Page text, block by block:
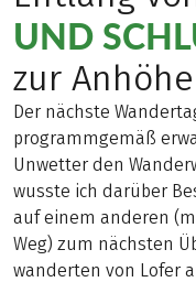
UND
zur
Der nächste
programmgemäß
Unwetter den
wusste ich darüber
auf einem anderen
Weg) zum nächsten
wanderten von Lofer